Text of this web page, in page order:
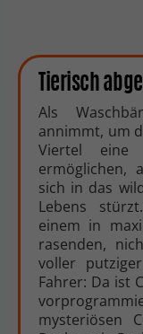
Tierisch
Als
annimmt, um
Viertel eine
ermöglichen,
sich in das
Lebens
einem in
rasenden,
voller
Fahrer: Da ist
mysteriösen